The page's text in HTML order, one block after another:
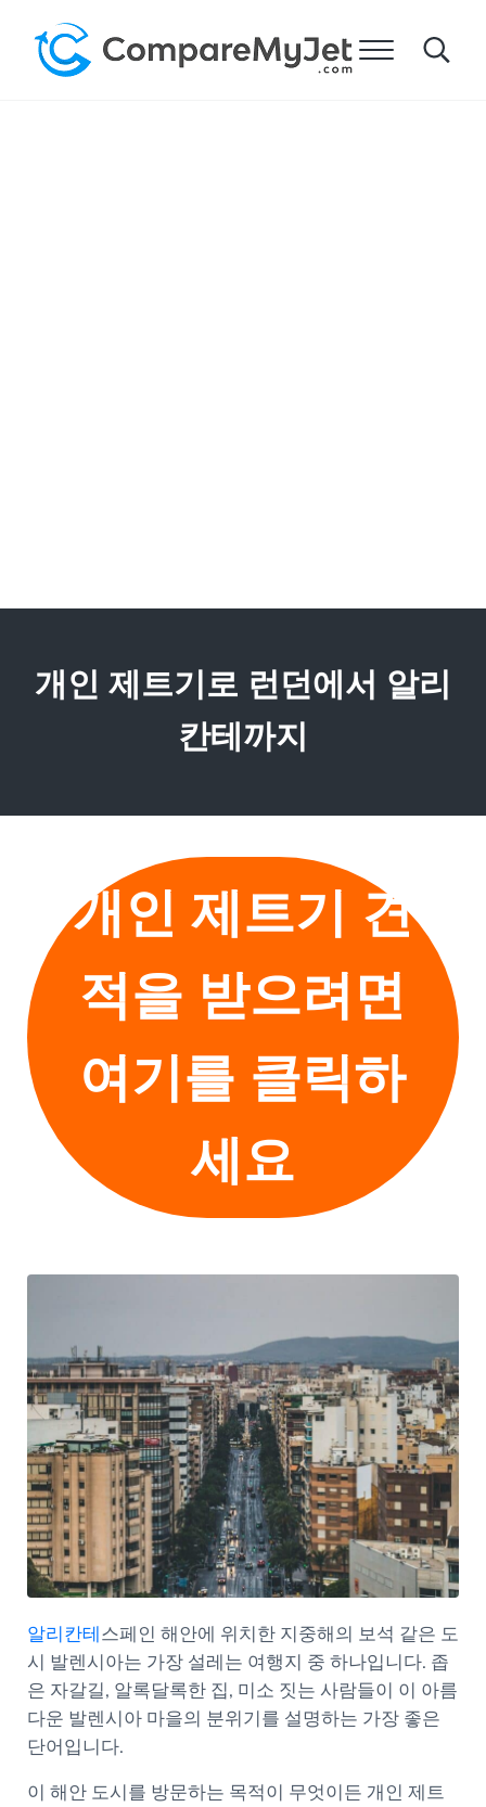
메뉴
개인 제트기로 런던에서 알리
칸테까지
개인 제트기 견
적을 받으려면
여기를 클릭하
세요
알리칸테스페인 해안에 위치한 지중해의 보석 같은 도
시 발렌시아는 가장 설레는 여행지 중 하나입니다. 좁
은 자갈길, 알록달록한 집, 미소 짓는 사람들이 이 아름
다운 발렌시아 마을의 분위기를 설명하는 가장 좋은
단어입니다.
이 해안 도시를 방문하는 목적이 무엇이든 개인 제트